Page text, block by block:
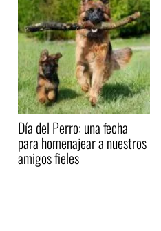
Día del Perro: una fecha
para homenajear a nuestros
amigos fieles